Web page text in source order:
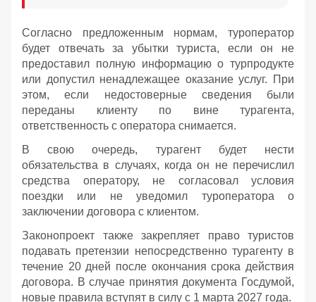
Согласно предложенным нормам, туроператор
будет отвечать за убытки туриста, если он не
предоставил полную информацию о турпродукте
или допустил ненадлежащее оказание услуг. При
этом, если недостоверные сведения были
переданы клиенту по вине турагента,
ответственность с оператора снимается.
В свою очередь, турагент будет нести
обязательства в случаях, когда он не перечислил
средства оператору, не согласовал условия
поездки или не уведомил туроператора о
заключении договора с клиентом.
Законопроект также закрепляет право туристов
подавать претензии непосредственно турагенту в
течение 20 дней после окончания срока действия
договора. В случае принятия документа Госдумой,
новые правила вступят в силу с 1 марта 2027 года.